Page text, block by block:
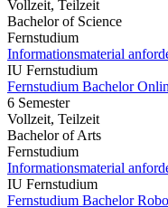
Vollzeit, Teilzeit
Bachelor of Science
Fernstudium
Informationsmaterial
IU Fernstudium
Fernstudium Bachelor
6 Semester
Vollzeit, Teilzeit
Bachelor of Arts
Fernstudium
Informationsmaterial
IU Fernstudium
Fernstudium Bachelor